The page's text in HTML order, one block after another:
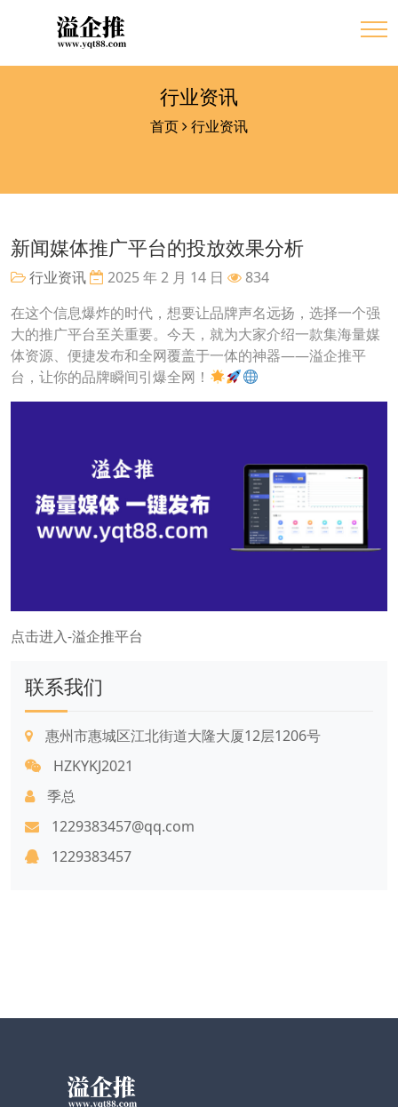
行业资讯
首页 行业资讯
新闻媒体推广平台的投放效果分析
行业资讯 2025 年 2 月 14 日
834
在这个信息爆炸的时代，想要让品牌声名远扬，选择一个强
大的推广平台至关重要。今天，就为大家介绍一款集海量媒
体资源、便捷发布和全网覆盖于一体的神器——溢企推平
台，让你的品牌瞬间引爆全网！
点击进入-溢企推平台
联系我们
惠州市惠城区江北街道大隆大厦12层1206号
HZKYKJ2021
季总
1229383457@qq.com
1229383457